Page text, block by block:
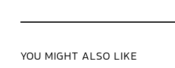
YOU MIGHT ALSO LIKE